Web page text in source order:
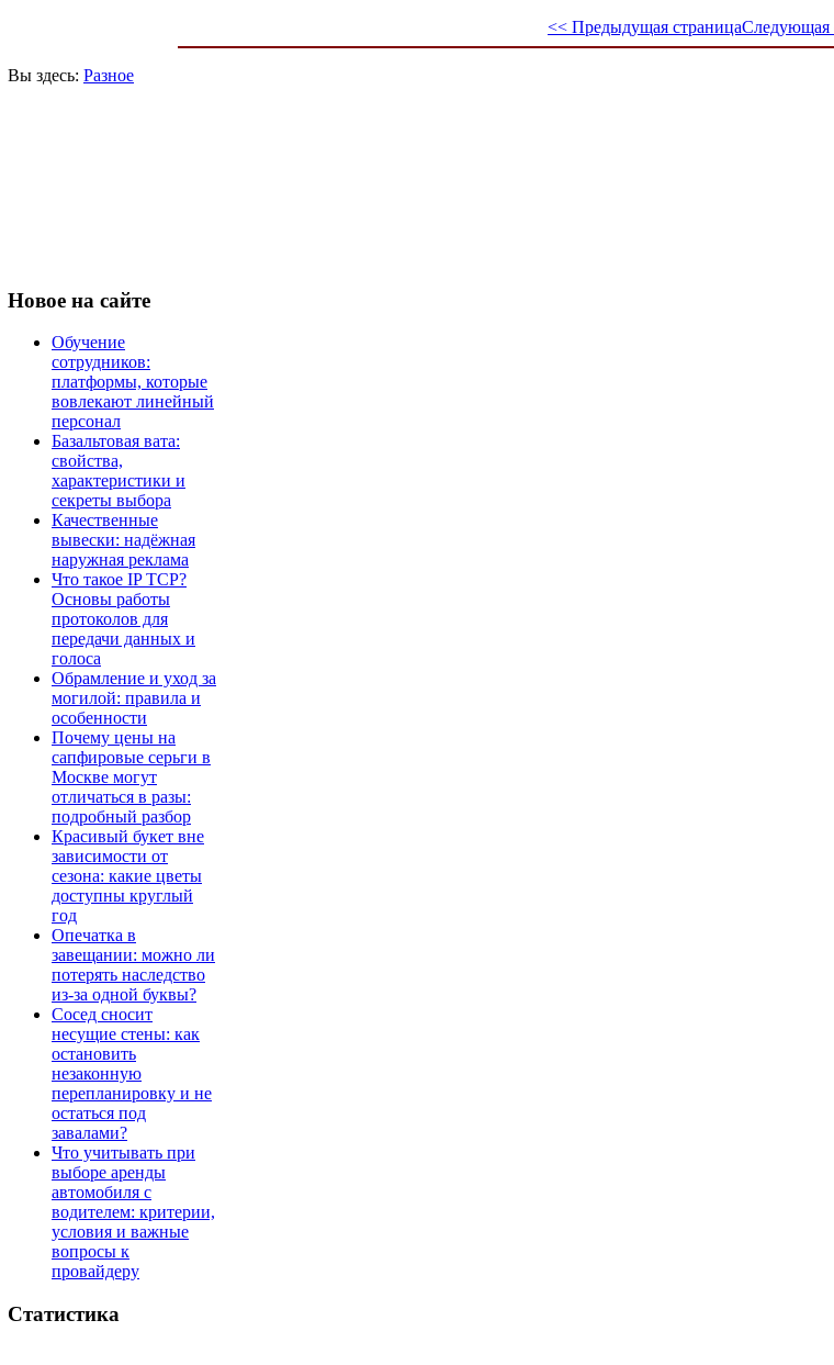
<< Предыдущая страницаСледующая
Вы здесь: Разное
Новое на сайте
Обучение
сотрудников:
платформы, которые
вовлекают линейный
персонал
Базальтовая вата:
свойства,
характеристики и
секреты выбора
Качественные
вывески: надёжная
наружная реклама
Что такое IP TCP?
Основы работы
протоколов для
передачи данных и
голоса
Обрамление и уход за
могилой: правила и
особенности
Почему цены на
сапфировые серьги в
Москве могут
отличаться в разы:
подробный разбор
Красивый букет вне
зависимости от
сезона: какие цветы
доступны круглый
год
Опечатка в
завещании: можно ли
потерять наследство
из-за одной буквы?
Сосед сносит
несущие стены: как
остановить
незаконную
перепланировку и не
остаться под
завалами?
Что учитывать при
выборе аренды
автомобиля с
водителем: критерии,
условия и важные
вопросы к
провайдеру
Статистика